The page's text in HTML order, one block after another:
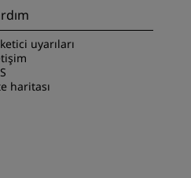
uyarıları
haritası